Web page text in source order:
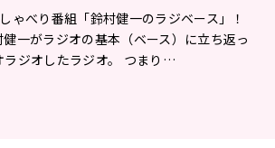
ゃべり番組「鈴村健一のラジベース」！
一がラジオの基本（ベース）に立ち返っ
ラジオしたラジオ。 つまり…